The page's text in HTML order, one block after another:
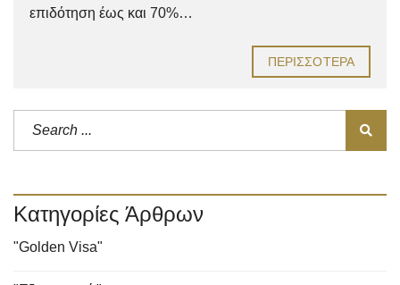
επιδότηση έως και 70%…
ΠΕΡΙΣΣΌΤΕΡΑ
Κατηγορίες Άρθρων
"Golden Visa"